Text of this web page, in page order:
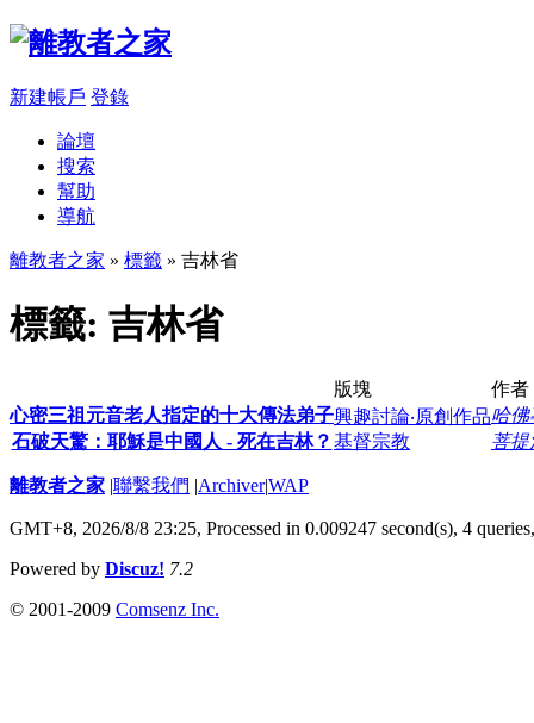
新建帳戶 登錄
論壇
搜索
幫助
導航
離教者之家 » 標籤 » 吉林省
標籤: 吉林省
版塊
作者
心密三祖元音老人指定的十大傳法弟子興趣討論‧原創作品哈佛
石破天驚：耶穌是中國人 - 死在吉林？ 基督宗教 菩提
離教者之家 |聯繫我們 |Archiver|WAP
GMT+8, 2026/8/8 23:25, Processed in 0.009247 second(s), 4
Powered by Discuz! 7.2
© 2001-2009 Comsenz Inc.